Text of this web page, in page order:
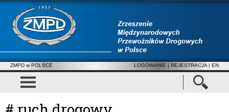
ZMPD w POLSCE LOGOWANIE | REJESTRACJA | EN